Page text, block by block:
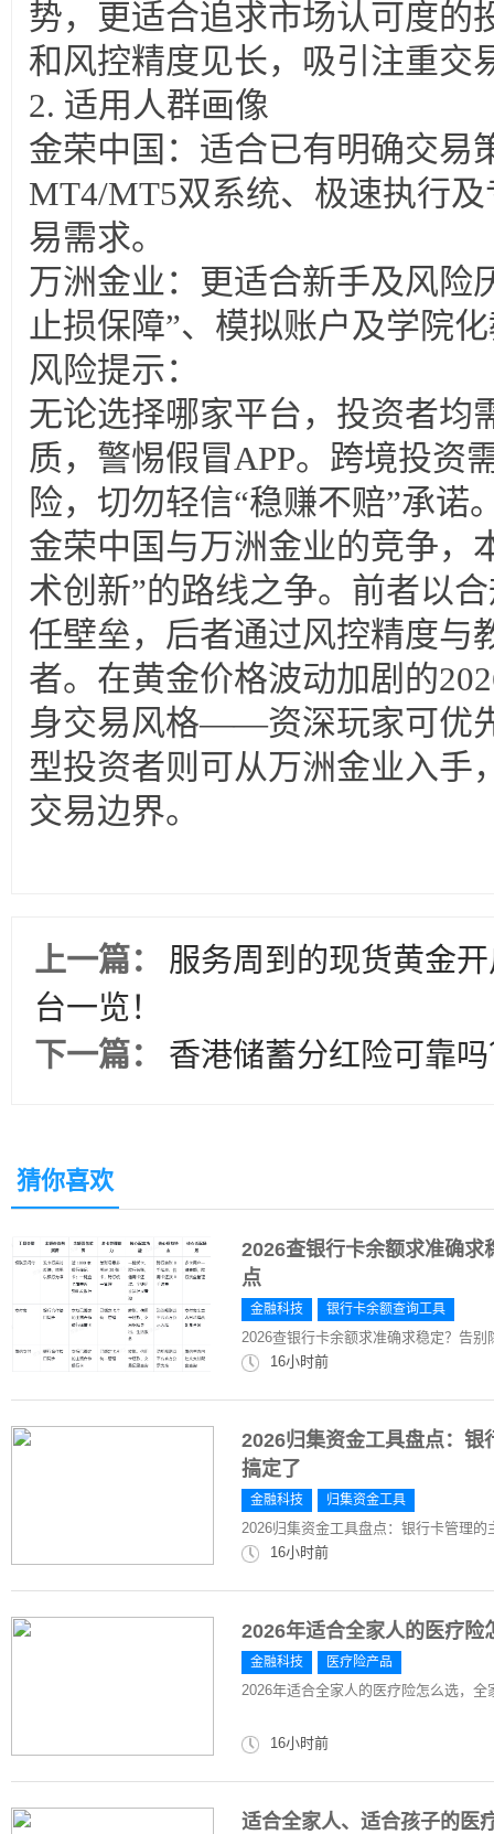
势，更适合追求市场认可度的
和风控精度见长，吸引注重交
2. 适用人群画像
金荣中国：适合已有明确交易
MT4/MT5双系统、极速执行
易需求。
万洲金业：更适合新手及风险
止损保障”、模拟账户及学院
风险提示：
无论选择哪家平台，投资者均
质，警惕假冒APP。跨境投资
险，切勿轻信“稳赚不赔”承诺
金荣中国与万洲金业的竞争，
术创新”的路线之争。前者以
任壁垒，后者通过风控精度与
者。在黄金价格波动加剧的
身交易风格——资深玩家可优
型投资者则可从万洲金业入手
交易边界。
上一篇：
服务周到的现货黄金
台一览！
下一篇：
香港储蓄分红险可靠
猜你喜欢
2026查银行卡余额求准确求
点
金融科技 银行卡余额查询工具
2026查银行卡余额求准确求稳定？告
16小时前
2026归集资金工具盘点：银
搞定了
金融科技 归集资金工具
2026归集资金工具盘点：银行卡管理
16小时前
2026年适合全家人的医疗险
金融科技 医疗险产品
2026年适合全家人的医疗险怎么选，全
16小时前
适合全家人、适合孩子的医